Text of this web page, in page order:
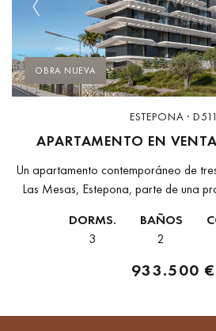
Previous
OBRA NUEVA
ESTEPONA ·
APARTAMENTO EN
Un apartamento contemporáneo de
Las Mesas, Estepona, parte de una
trabajo se...
DORMS.
3
BAÑOS
2
933.500 €